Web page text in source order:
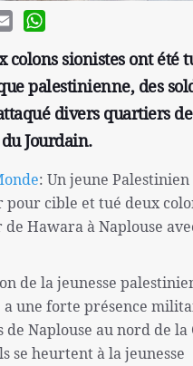
Email
colons sionistes ont été
palestinienne, des
divers quartiers
Jourdain.
: Un jeune Palestinien
pour cible et tué deux
Hawara à Naplouse
de la jeunesse
une forte présence
Naplouse au nord de la
se heurtent à la jeunesse